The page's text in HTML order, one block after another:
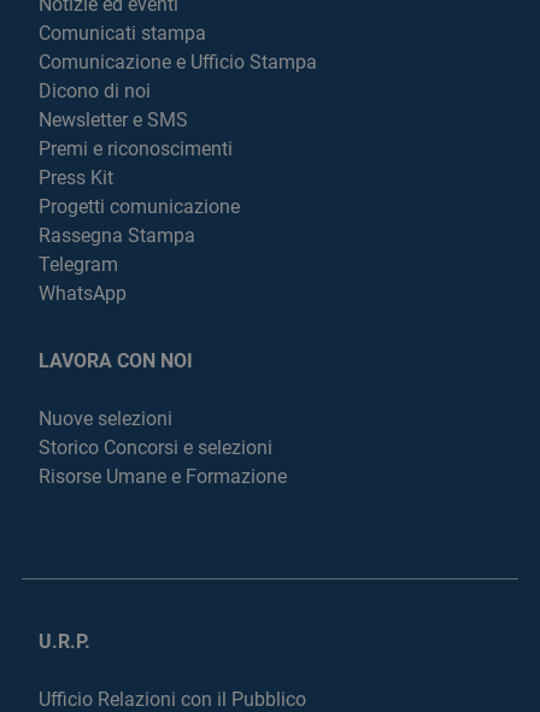
Comunicati stampa
Comunicazione e Ufficio Stampa
Dicono di noi
Newsletter e SMS
Premi e riconoscimenti
Press Kit
Progetti comunicazione
Rassegna Stampa
Telegram
WhatsApp
LAVORA CON NOI
Nuove selezioni
Storico Concorsi e selezioni
Risorse Umane e Formazione
U.R.P.
Ufficio Relazioni con il Pubblico